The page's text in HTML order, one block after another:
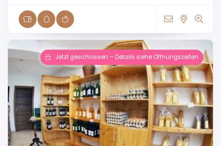
Jetzt geschlossen – Details siehe Öffnungszeiten